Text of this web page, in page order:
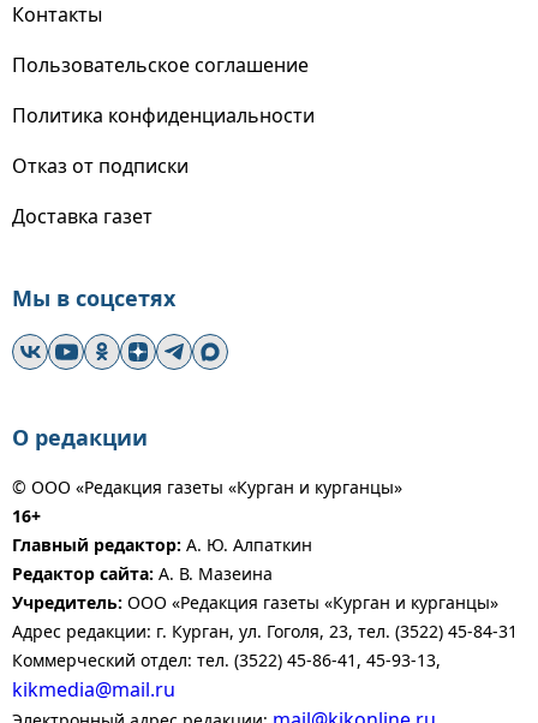
Контакты
Пользовательское соглашение
Политика конфиденциальности
Отказ от подписки
Доставка газет
Мы в соцсетях
О редакции
© ООО «Редакция газеты «Курган и курганцы»
16+
Главный редактор: А. Ю. Алпаткин
Редактор сайта: А. В. Мазеина
Учредитель: ООО «Редакция газеты «Курган и курганцы»
Адрес редакции: г. Курган, ул. Гоголя, 23, тел. (3522) 45-84-31
Коммерческий отдел: тел. (3522) 45-86-41, 45-93-13,
kikmedia@mail.ru